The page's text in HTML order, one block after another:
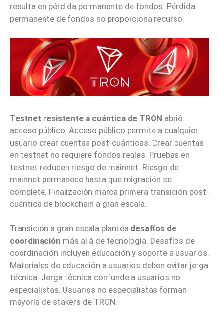
resulta en pérdida permanente de fondos. Pérdida
permanente de fondos no proporciona recurso.
Testnet resistente a cuántica de TRON abrió
acceso público. Acceso público permite a cualquier
usuario crear cuentas post-cuánticas. Crear cuentas
en testnet no requiere fondos reales. Pruebas en
testnet reducen riesgo de mainnet. Riesgo de
mainnet permanece hasta que migración se
complete. Finalización marca primera transición post-
cuántica de blockchain a gran escala.
Transición a gran escala plantea desafíos de
coordinación más allá de tecnología. Desafíos de
coordinación incluyen educación y soporte a usuarios.
Materiales de educación a usuarios deben evitar jerga
técnica. Jerga técnica confunde a usuarios no
especialistas. Usuarios no especialistas forman
mayoría de stakers de TRON.